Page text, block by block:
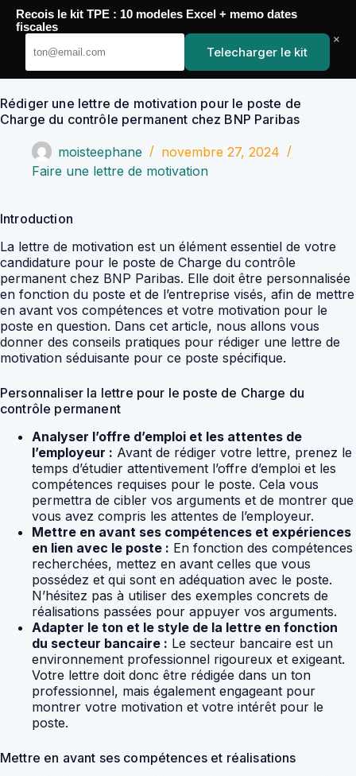
Passer
contenu
YoupiJobs
Rédiger une lettre de motivation pour le poste de
Charge du contrôle permanent chez BNP Paribas
moisteephane
novembre 27, 2024
Faire une lettre de motivation
Introduction
La lettre de motivation est un élément essentiel de votre
candidature pour le poste de Charge du contrôle
permanent chez BNP Paribas. Elle doit être personnalisée
en fonction du poste et de l’entreprise visés, afin de mettre
en avant vos compétences et votre motivation pour le
poste en question. Dans cet article, nous allons vous
donner des conseils pratiques pour rédiger une lettre de
motivation séduisante pour ce poste spécifique.
Personnaliser la lettre pour le poste de Charge du
contrôle permanent
Analyser l’offre d’emploi et les attentes de
l’employeur : Avant de rédiger votre lettre, prenez le
temps d’étudier attentivement l’offre d’emploi et les
compétences requises pour le poste. Cela vous
permettra de cibler vos arguments et de montrer que
vous avez compris les attentes de l’employeur.
Mettre en avant ses compétences et expériences
en lien avec le poste : En fonction des compétences
recherchées, mettez en avant celles que vous
possédez et qui sont en adéquation avec le poste.
N’hésitez pas à utiliser des exemples concrets de
réalisations passées pour appuyer vos arguments.
Adapter le ton et le style de la lettre en fonction
du secteur bancaire : Le secteur bancaire est un
environnement professionnel rigoureux et exigeant.
Votre lettre doit donc être rédigée dans un ton
professionnel, mais également engageant pour
montrer votre motivation et votre intérêt pour le
poste.
Mettre en avant ses compétences et réalisations
Recois le kit TPE : 10 modeles Excel + memo dates
fiscales
Telecharger le kit
×